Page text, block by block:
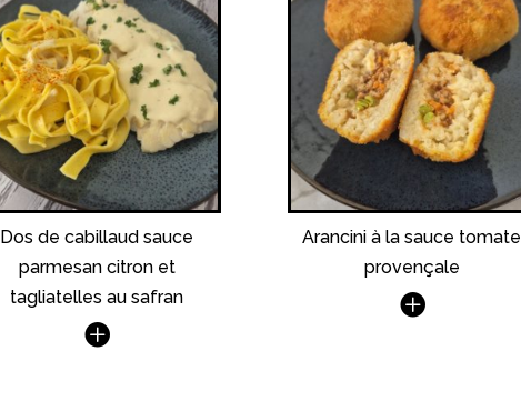
Dos de cabillaud sauce
parmesan citron et
tagliatelles au safran
Arancini à la sauce tomate
provençale